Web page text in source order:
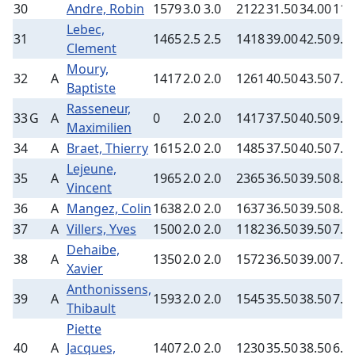
30
Andre, Robin 15793.03.0 212231.5034.00
31
Lebec,
Clement
14652.52.5 141839.0042.50
32 A
Moury,
Baptiste
14172.02.0 1261 40.5043.50
33G A
Rasseneur,
Maximilien
0 2.02.0 141737.5040.50
34
A Braet, Thierry 16152.02.0 148537.5040.50
35
A
Lejeune,
Vincent
19652.02.0 236536.5039.50
36
A Mangez, Colin16382.02.0 163736.5039.50
37
A Villers, Yves 15002.02.0 118236.5039.50
38
A
Dehaibe,
Xavier
13502.02.0 157236.5039.00
39 A
Anthonissens,
Thibault
15932.02.0 154535.5038.50
40 A
Piette
Jacques,
14072.02.0 123035.5038.50